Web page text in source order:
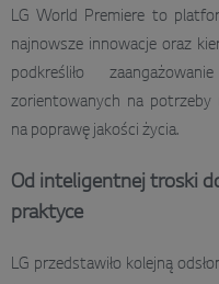
LG World Premiere to
najnowsze innowacje oraz
podkreśliło
zorientowanych na potrzeby
na poprawę jakości życia.
Od inteligentnej troski
praktyce
LG przedstawiło kolejną